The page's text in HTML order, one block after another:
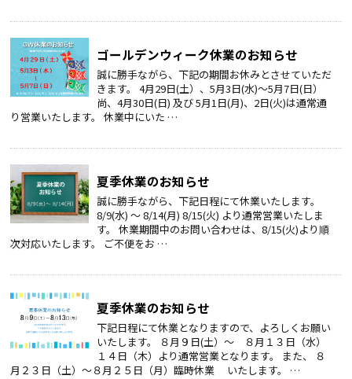
ゴールデンウィーク休業のお知らせ
誠に勝手ながら、下記の期間お休みとさせていただ
きます。 4月29日(土）、5月3日(水)～5月7日(日）
尚、4月30日(日) 及び 5月1日(月)、2日(火)は通常通
り営業いたします。 休業中にいた …
夏季休業のお知らせ
誠に勝手ながら、下記日程にて休業いたします。
8/9(水) ～ 8/14(月) 8/15(火) より通常営業いたしま
す。 休業期間中のお問い合わせは、8/15(火)より順
次対応いたします。 ご不便をお …
夏季休業のお知らせ
下記日程にて休業となりますので、よろしくお願い
いたします。 ８月９日(土）～ ８月１３日（水）
１４日（木）より通常営業となります。 また、 ８
月２３日（土）～８月２５日（月）臨時休業 いたします。 …